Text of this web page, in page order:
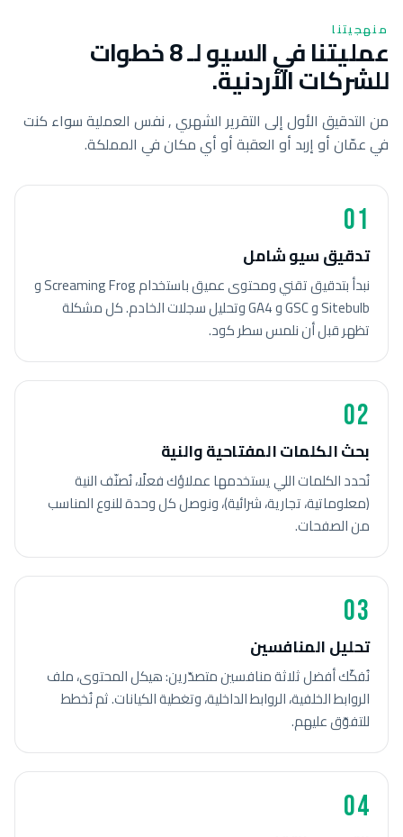
منهجيتنا
عمليتنا في السيو لـ 8 خطوات
للشركات الأردنية.
من التدقيق الأول إلى التقرير الشهري , نفس العملية سواء كنت
في عمّان أو إربد أو العقبة أو أي مكان في المملكة.
01
تدقيق سيو شامل
نبدأ بتدقيق تقني ومحتوى عميق باستخدام Screaming Frog و
Sitebulb و GSC و GA4 وتحليل سجلات الخادم. كل مشكلة
تظهر قبل أن نلمس سطر كود.
02
بحث الكلمات المفتاحية والنية
نُحدد الكلمات اللي يستخدمها عملاؤك فعلًا، نُصنّف النية
(معلوماتية، تجارية، شرائية)، ونوصل كل وحدة للنوع المناسب
من الصفحات.
03
تحليل المنافسين
نُفكّك أفضل ثلاثة منافسين متصدّرين: هيكل المحتوى، ملف
الروابط الخلفية، الروابط الداخلية، وتغطية الكيانات. ثم نُخطط
للتفوّق عليهم.
04